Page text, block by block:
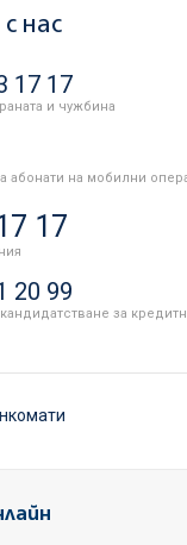
нас
17 17
и чужбина
абонати на мобилни
17
20 99
за